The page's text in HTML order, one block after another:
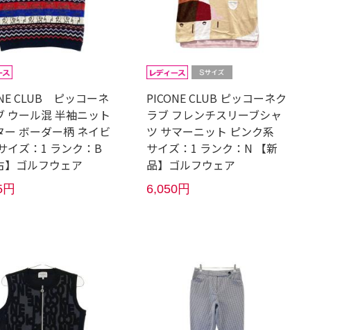
CLUB ピッコーネ
ウール混 半袖ニット
ー ボーダー柄 ネイビ
イズ：1 ランク：B
】ゴルフウェア
PICONE CLUB ピッコーネク
ラブ フレンチスリーブシャ
ツ サマーニット ピンク系
サイズ：1 ランク：N 【新
品】ゴルフウェア
6,050円